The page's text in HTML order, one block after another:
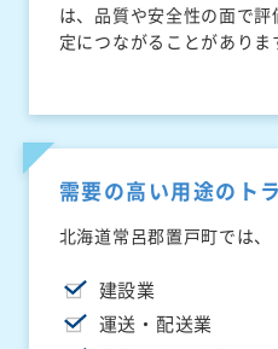
は、品質や安全性の面で
定につながることがありま
需要の高い用途のト
北海道常呂郡置戸町では、
建設業
運送・配送業